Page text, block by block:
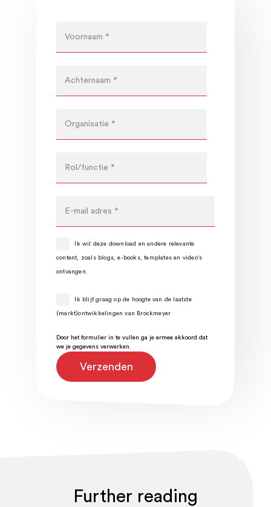
Ik wil deze download en andere relevante
content, zoals blogs, e-books, templates en video's
ontvangen.
Ik blijf graag op de hoogte van de laatste
(markt)ontwikkelingen van Brockmeyer
Door het formulier in te vullen ga je ermee akkoord dat
we je gegevens verwerken.
Further reading